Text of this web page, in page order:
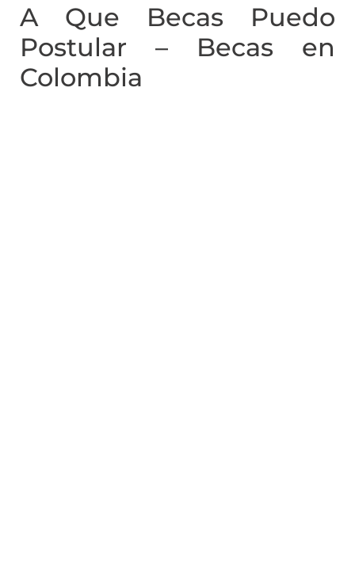
A Que Becas Puedo
Postular – Becas en
Colombia